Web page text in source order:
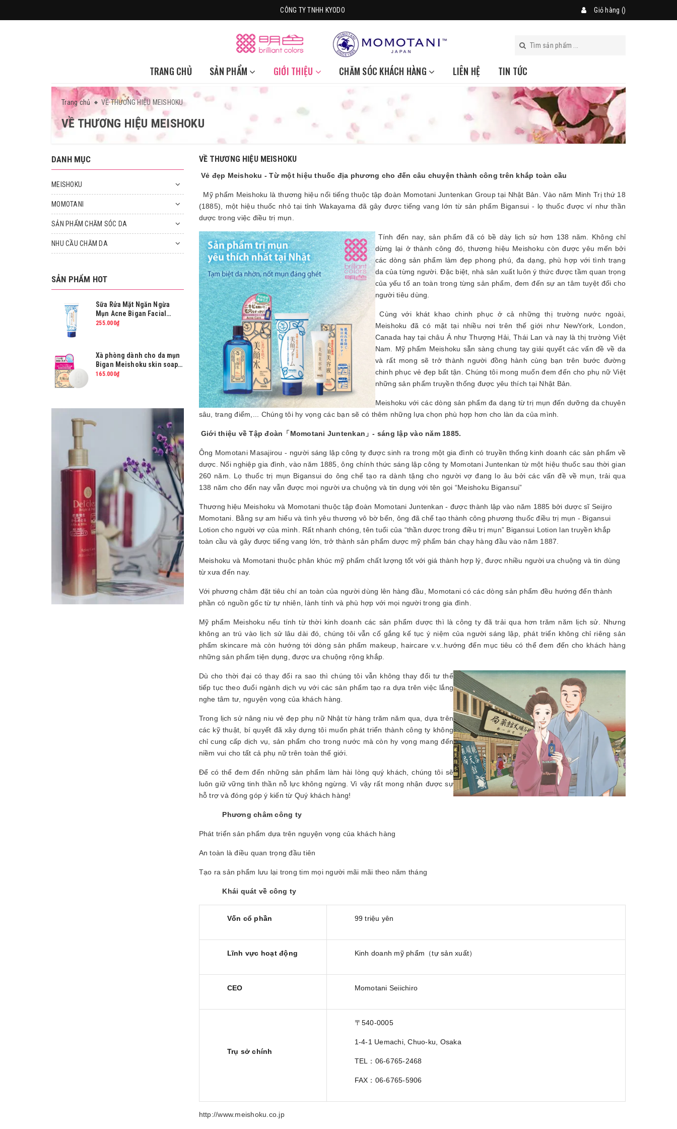
CÔNG TY TNHH KYODO Giỏ hàng ()
TRANG CHỦ SẢN PHẨM GIỚI THIỆU CHĂM SÓC KHÁCH HÀNG LIÊN HỆ TIN TỨC
Trang chủ VỀ THƯƠNG HIỆU MEISHOKU
VỀ THƯƠNG HIỆU MEISHOKU
VỀ THƯƠNG HIỆU MEISHOKU
Vẻ đẹp Meishoku - Từ một hiệu thuốc địa phương cho đến câu chuyện thành công trên khắp toàn cầu
Mỹ phẩm Meishoku là thương hiệu nổi tiếng thuộc tập đoàn Momotani Juntenkan Group tại Nhật Bản. Vào năm Minh Trị thứ 18
(1885), một hiệu thuốc nhỏ tại tỉnh Wakayama đã gây được tiếng vang lớn từ sản phẩm Bigansui - lọ thuốc được ví như thần
dược trong việc điều trị mụn.
Tính đến nay, sản phẩm đã có bề dày lịch sử hơn 138 năm. Không chỉ
dừng lại ở thành công đó, thương hiệu Meishoku còn được yêu mến bởi
các dòng sản phẩm làm đẹp phong phú, đa dạng, phù hợp với tình trạng
da của từng người. Đặc biệt, nhà sản xuất luôn ý thức được tầm quan trọng
của yếu tố an toàn trong từng sản phẩm, đem đến sự an tâm tuyệt đối cho
người tiêu dùng.
Cùng với khát khao chinh phục ở cả những thị trường nước ngoài,
Meishoku đã có mặt tại nhiều nơi trên thế giới như NewYork, London,
Canada hay tại châu Á như Thượng Hải, Thái Lan và nay là thị trường Việt
Nam. Mỹ phẩm Meishoku sẵn sàng chung tay giải quyết các vấn đề về da
và rất mong sẽ trở thành người đồng hành cùng bạn trên bước đường
chinh phục vẻ đẹp bất tận. Chúng tôi mong muốn đem đến cho phụ nữ Việt
những sản phẩm truyền thống được yêu thích tại Nhật Bản.
Meishoku với các dòng sản phẩm đa dạng từ trị mụn đến dưỡng da chuyên
sâu, trang điểm,... Chúng tôi hy vọng các bạn sẽ có thêm những lựa chọn phù hợp hơn cho làn da của mình.
Giới thiệu về Tập đoàn「Momotani Juntenkan」- sáng lập vào năm 1885.
Ông Momotani Masajirou - người sáng lập công ty được sinh ra trong một gia đình có truyền thống kinh doanh các sản phẩm về
dược. Nối nghiệp gia đình, vào năm 1885, ông chính thức sáng lập công ty Momotani Juntenkan từ một hiệu thuốc sau thời gian
260 năm. Lọ thuốc trị mụn Bigansui do ông chế tạo ra dành tặng cho người vợ đang lo âu bởi các vấn đề về mụn, trải qua
138 năm cho đến nay vẫn được mọi người ưa chuộng và tin dụng với tên gọi “Meishoku Bigansui”
Thương hiệu Meishoku và Momotani thuộc tập đoàn Momotani Juntenkan - được thành lập vào năm 1885 bởi dược sĩ Seijiro
Momotani. Bằng sự am hiểu và tình yêu thương vô bờ bến, ông đã chế tạo thành công phương thuốc điều trị mụn - Bigansui
Lotion cho người vợ của mình. Rất nhanh chóng, tên tuổi của “thần dược trong điều trị mụn” Bigansui Lotion lan truyền khắp
toàn cầu và gây được tiếng vang lớn, trở thành sản phẩm dược mỹ phẩm bán chạy hàng đầu vào năm 1887.
Meishoku và Momotani thuộc phân khúc mỹ phẩm chất lượng tốt với giá thành hợp lý, được nhiều người ưa chuộng và tin dùng
từ xưa đến nay.
Với phương châm đặt tiêu chí an toàn của người dùng lên hàng đầu, Momotani có các dòng sản phẩm đều hướng đến thành
phần có nguồn gốc từ tự nhiên, lành tính và phù hợp với mọi người trong gia đình.
Mỹ phẩm Meishoku nếu tính từ thời kinh doanh các sản phẩm dược thì là công ty đã trải qua hơn trăm năm lịch sử. Nhưng
không an trú vào lịch sử lâu dài đó, chúng tôi vẫn cố gắng kế tục ý niệm của người sáng lập, phát triển không chỉ riêng sản
phẩm skincare mà còn hướng tới dòng sản phẩm makeup, haircare v.v..hướng đến mục tiêu có thể đem đến cho khách hàng
những sản phẩm tiện dụng, được ưa chuộng rộng khắp.
Dù cho thời đại có thay đổi ra sao thì chúng tôi vẫn không thay đổi tư thế
tiếp tục theo đuổi ngành dịch vụ với các sản phẩm tạo ra dựa trên việc lắng
nghe tâm tư, nguyện vọng của khách hàng.
Trong lịch sử nâng niu vẻ đẹp phụ nữ Nhật từ hàng trăm năm qua, dựa trên
các kỹ thuật, bí quyết đã xây dựng tôi muốn phát triển thành công ty không
chỉ cung cấp dịch vụ, sản phẩm cho trong nước mà còn hy vọng mang đến
niềm vui cho tất cả phụ nữ trên toàn thế giới.
Để có thể đem đến những sản phẩm làm hài lòng quý khách, chúng tôi sẽ
luôn giữ vững tinh thần nỗ lực không ngừng. Vì vậy rất mong nhận được sự
hỗ trợ và đóng góp ý kiến từ Quý khách hàng!
Phương châm công ty
Phát triển sản phẩm dựa trên nguyện vọng của khách hàng
An toàn là điều quan trọng đầu tiên
Tạo ra sản phẩm lưu lại trong tim mọi người mãi mãi theo năm tháng
Khái quát về công ty
Vốn cổ phần 99 triệu yên
Lĩnh vực hoạt động Kinh doanh mỹ phẩm（tự sản xuất）
CEO Momotani Seiichiro
Trụ sở chính
〒540-0005
1-4-1 Uemachi, Chuo-ku, Osaka
TEL：06-6765-2468
FAX：06-6765-5906
http://www.meishoku.co.jp
DANH MỤC
MEISHOKU
MOMOTANI
SẢN PHẨM CHĂM SÓC DA
NHU CẦU CHĂM DA
SẢN PHẨM HOT
Sữa Rửa Mặt Ngăn Ngừa
Mụn Acne Bigan Facial
Wash 80g
255.000₫
Xà phòng dành cho da mụn
Bigan Meishoku skin soap
80g
165.000₫
Mụn Cho Nam Meishoku
Bigansui Medicated Skin
Lotion For Men 90ml
275.000₫
Lotion Ngăn Ngừa Mụn
Bigansui 90ml
275.000₫